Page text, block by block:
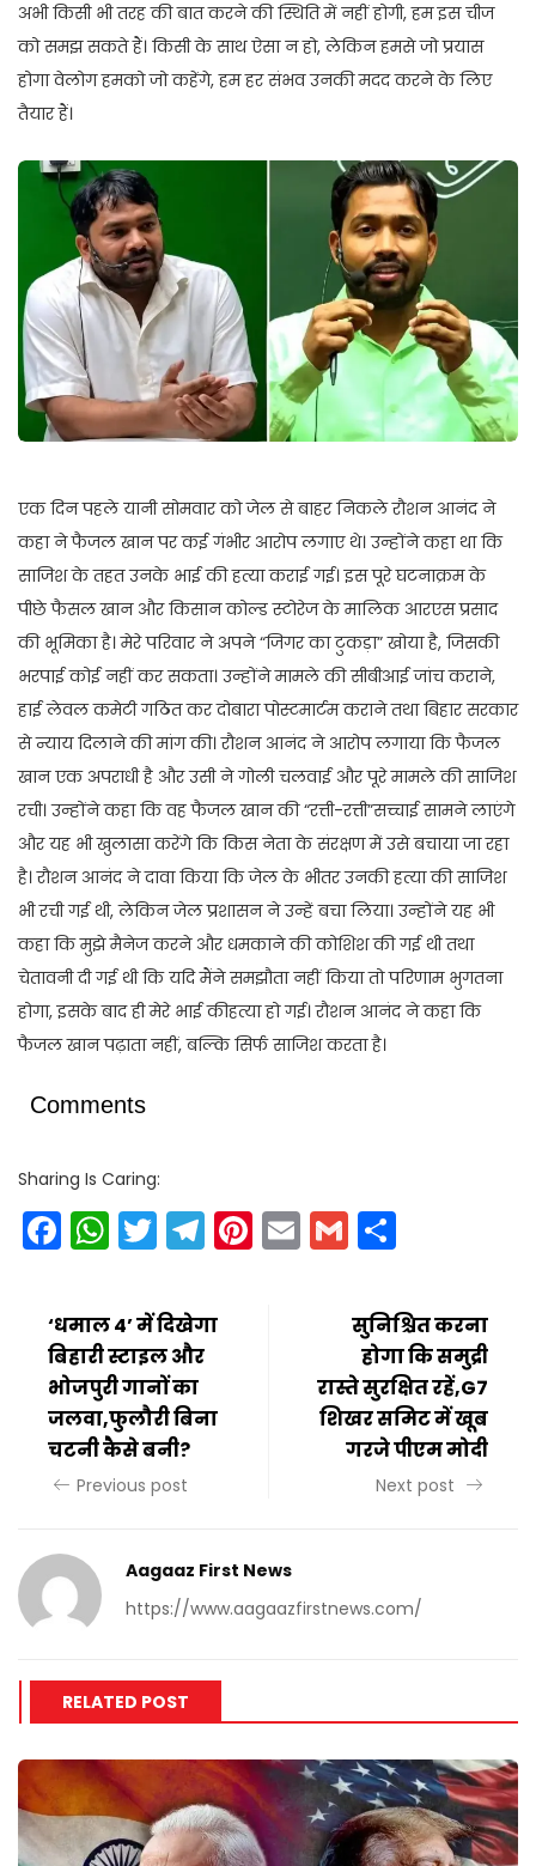
अभी किसी भी तरह की बात करने की स्थिति में नहीं होगी, हम इस चीज
को समझ सकते हैं। किसी के साथ ऐसा न हो, लेकिन हमसे जो प्रयास
होगा वेलोग हमको जो कहेंगे, हम हर संभव उनकी मदद करने के लिए
तैयार हैं।
एक दिन पहले यानी सोमवार को जेल से बाहर निकले रौशन आनंद ने
कहा ने फैजल खान पर कई गंभीर आरोप लगाए थे। उन्होंने कहा था कि
साजिश के तहत उनके भाई की हत्या कराई गई। इस पूरे घटनाक्रम के
पीछे फैसल खान और किसान कोल्ड स्टोरेज के मालिक आरएस प्रसाद
की भूमिका है। मेरे परिवार ने अपने “जिगर का टुकड़ा” खोया है, जिसकी
भरपाई कोई नहीं कर सकता। उन्होंने मामले की सीबीआई जांच कराने,
हाई लेवल कमेटी गठित कर दोबारा पोस्टमार्टम कराने तथा बिहार सरकार
से न्याय दिलाने की मांग की। रौशन आनंद ने आरोप लगाया कि फैजल
खान एक अपराधी है और उसी ने गोली चलवाई और पूरे मामले की साजिश
रची। उन्होंने कहा कि वह फैजल खान की “रत्ती-रत्ती”सच्चाई सामने लाएंगे
और यह भी खुलासा करेंगे कि किस नेता के संरक्षण में उसे बचाया जा रहा
है। रौशन आनंद ने दावा किया कि जेल के भीतर उनकी हत्या की साजिश
भी रची गई थी, लेकिन जेल प्रशासन ने उन्हें बचा लिया। उन्होंने यह भी
कहा कि मुझे मैनेज करने और धमकाने की कोशिश की गई थी तथा
चेतावनी दी गई थी कि यदि मैंने समझौता नहीं किया तो परिणाम भुगतना
होगा, इसके बाद ही मेरे भाई कीहत्या हो गई। रौशन आनंद ने कहा कि
फैजल खान पढ़ाता नहीं, बल्कि सिर्फ साजिश करता है।
Comments
Sharing Is Caring:
Facebook
WhatsApp
Twitter
Telegram
Pinterest
EmailGmail
‘धमाल 4’ में दिखेगा
बिहारी स्टाइल और
भोजपुरी गानों का
जलवा,फुलौरी बिना
चटनी कैसे बनी?
Previous post
सुनिश्चित करना
होगा कि समुद्री
रास्ते सुरक्षित रहें,G7
शिखर समिट में खूब
गरजे पीएम मोदी
Next post
Aagaaz First News
https://www.aagaazfirstnews.com/
RELATED POST